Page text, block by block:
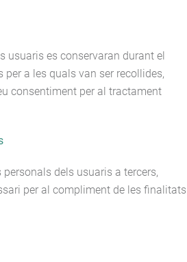
usuaris es conservaran durant el
a les quals van ser recollides,
consentiment per al tractament
dels usuaris a tercers,
per al compliment de les finalitats